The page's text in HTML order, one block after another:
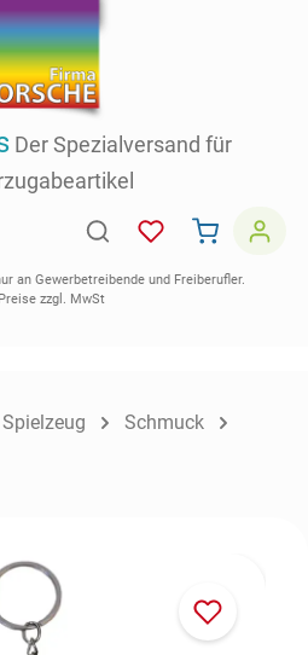
Der Spezialversand für
an Gewerbetreibende und Freiberufler.
zzgl. MwSt
Spielzeug
Schmuck